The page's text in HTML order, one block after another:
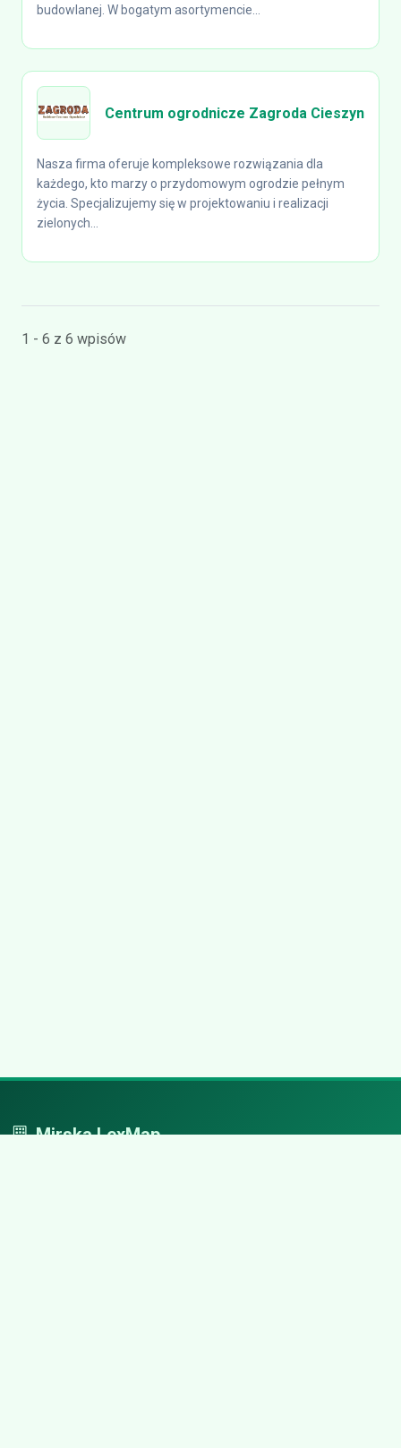
budowlanej. W bogatym asortymencie...
Centrum ogrodnicze Zagroda Cieszyn
Nasza firma oferuje kompleksowe rozwiązania dla
każdego, kto marzy o przydomowym ogrodzie pełnym
życia. Specjalizujemy się w projektowaniu i realizacji
zielonych...
1 - 6 z 6 wpisów
Mirska LexMap